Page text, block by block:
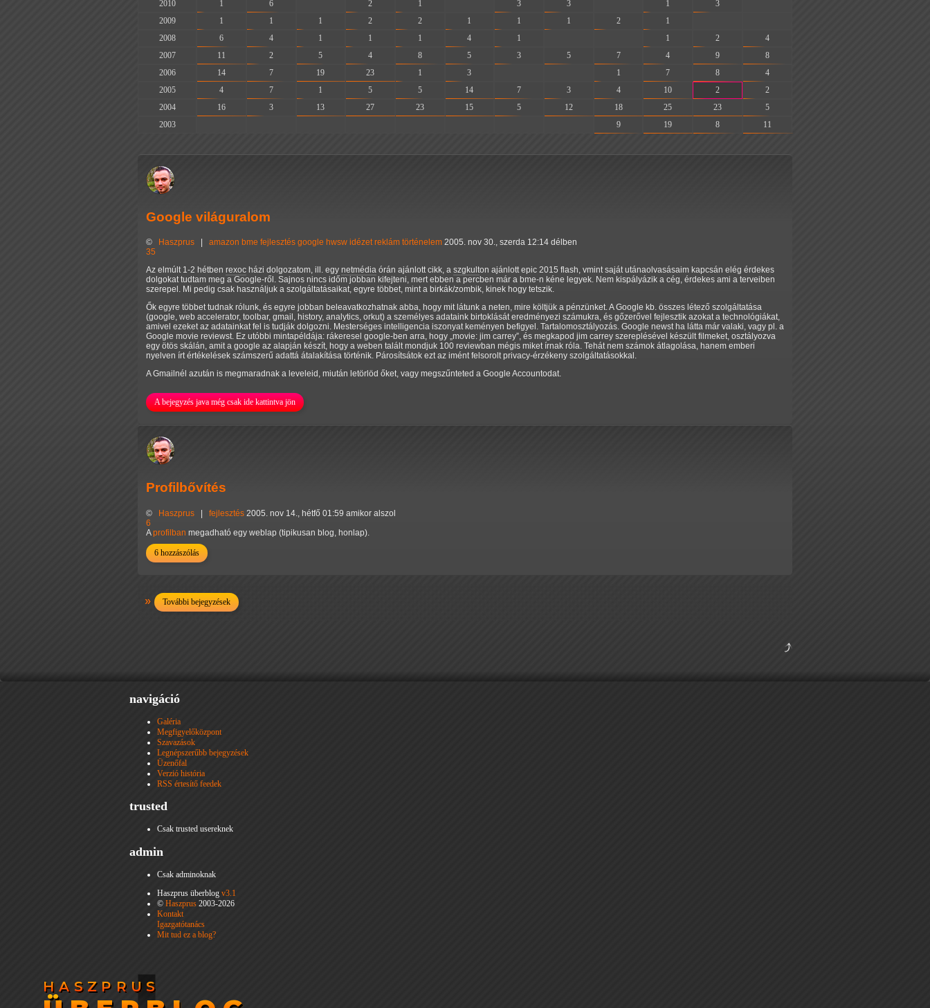
2010
1 6 2 1 3 3 1 3
2009
1 1 1 2 2 1 1 1 2 1
2008
6 4 1 1 1 4 1 1 2
4
2007
11 2 5 4 8 5 3 5 7 4 9
8
2006
14 7 19 23 1 3 1 7 8
4
2005
4 7 1 5 5 14 7 3 4 10 2
2
2004
16 3 13 27 23 15 5 12 18 25 23
5
2003
9 19 8 11
Google világuralom
© Haszprus amazon bme fejlesztés google hwsw idézet reklám történelem 2005. nov 30., szerda 12:14 délben
35
Az elmúlt 1-2 hétben rexoc házi dolgozatom, ill. egy netmédia órán ajánlott cikk, a szgkulton ajánlott epic 2015 flash, vmint saját utánaolvasásaim kapcsán elég érdekes
dolgokat tudtam meg a Google-ről. Sajnos nincs időm jobban kifejteni, mert ebben a percben már a bme-n kéne legyek. Nem kispályázik a cég, érdekes ami a terveiben
szerepel. Mi pedig csak használjuk a szolgáltatásaikat, egyre többet, mint a birkák/zombik, kinek hogy tetszik.
Ők egyre többet tudnak rólunk, és egyre jobban beleavatkozhatnak abba, hogy mit látunk a neten, mire költjük a pénzünket. A Google kb. összes létező szolgáltatása
(google, web accelerator, toolbar, gmail, history, analytics, orkut) a személyes adataink birtoklását eredményezi számukra, és gőzerővel fejlesztik azokat a technológiákat,
amivel ezeket az adatainkat fel is tudják dolgozni. Mesterséges intelligencia iszonyat keményen befigyel. Tartalomosztályozás. Google newst ha látta már valaki, vagy pl. a
Google movie reviewst. Ez utóbbi mintapéldája: rákeresel google-ben arra, hogy movie: jim carrey , és megkapod jim carrey szereplésével készült filmeket, osztályozva
egy ötös skálán, amit a google az alapján készít, hogy a weben talált mondjuk 100 reviewban mégis miket írnak róla. Tehát nem számok átlagolása, hanem emberi
nyelven írt értékelések számszerű adattá átalakítása történik. Párosítsátok ezt az imént felsorolt privacy-érzékeny szolgáltatásokkal.
A Gmailnél azután is megmaradnak a leveleid, miután letörlöd őket, vagy megszűnteted a Google Accountodat.
A bejegyzés java még csak ide kattintva jön
Profilbővítés
© Haszprus | fejlesztés 2005. nov 14., hétfő 01:59 amikor alszol
6
Aprofilban megadható egy weblap (tipikusan blog, honlap).
6 hozzászólás
További bejegyzések
navigáció
Galéria
Megfigyelőközpont
Szavazások
Legnépszerűbb bejegyzések
Üzenőfal
Verzió história
RSS értesítő feedek
trusted
Csak trusted usereknek
admin
Csak adminoknak
Haszprus überblog v3.1
© Haszprus 2003-2026
Kontakt
Igazgatótanács
Mit tud ez a blog?
HASZPRUS
HASZPRUS